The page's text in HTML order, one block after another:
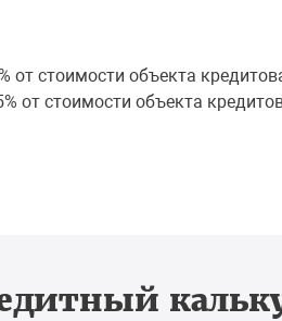
стоимости объекта
от стоимости объекта